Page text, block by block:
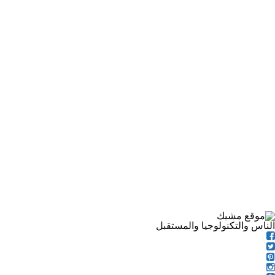
الناس والتكنولوجيا والمستقبل